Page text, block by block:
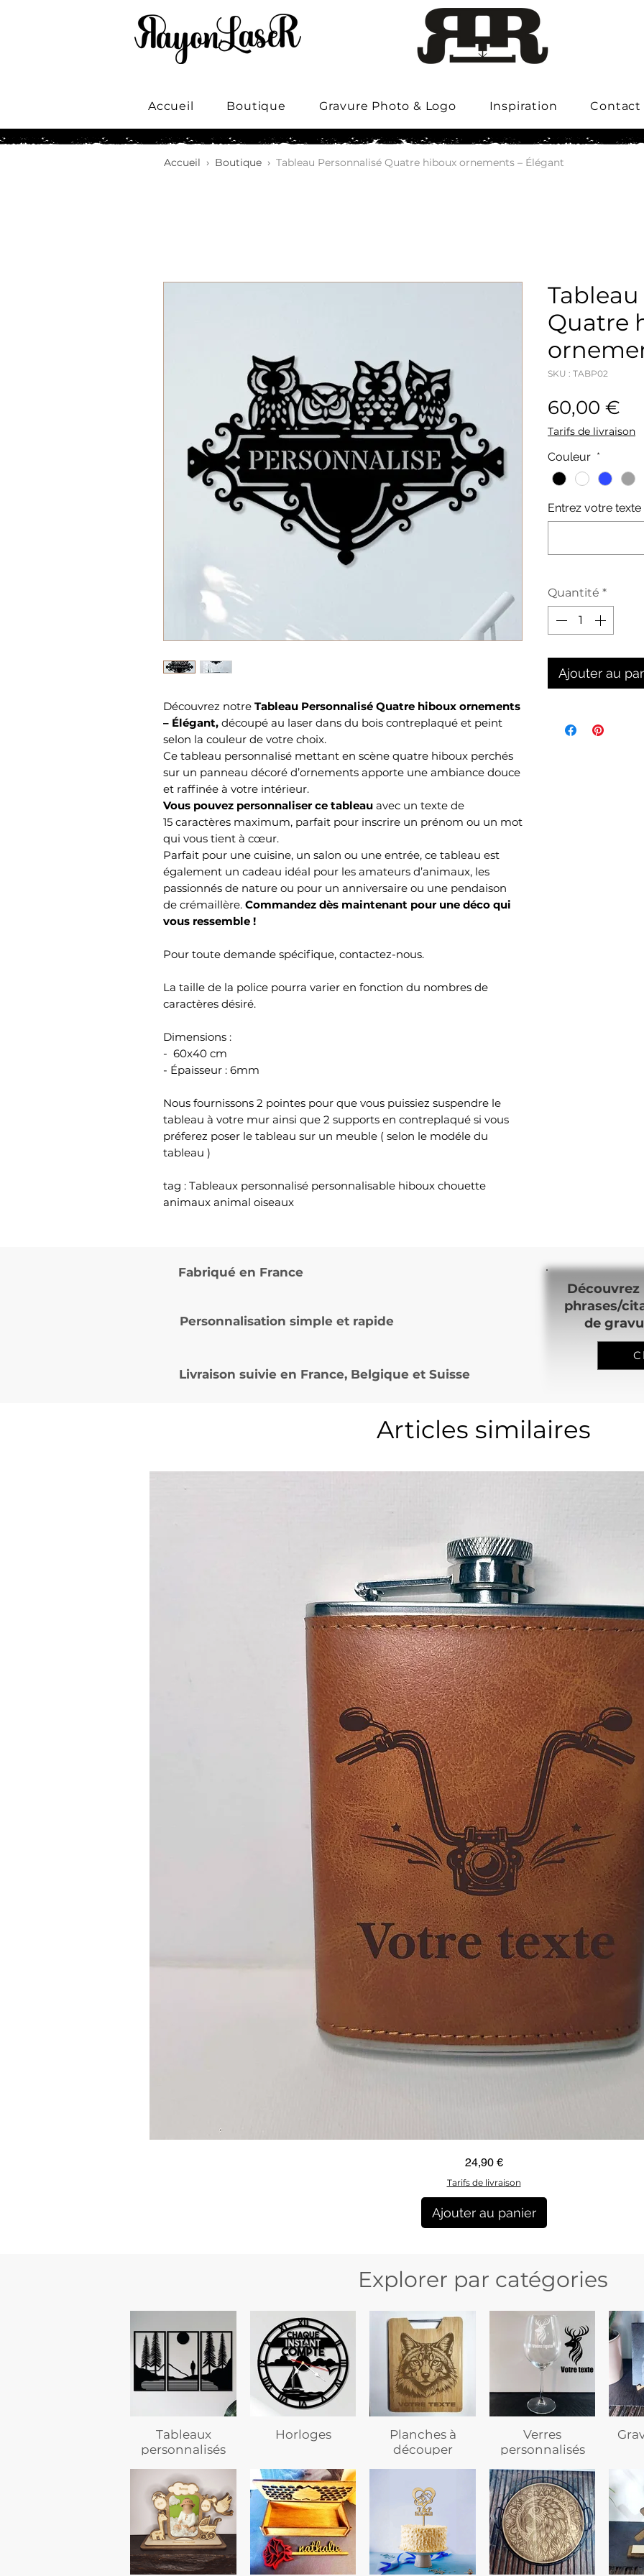
Accueil Boutique Gravure Photo & Logo Inspiration Contact
Accueil › Boutique › Tableau Personnalisé Quatre hiboux ornements – Élégant
Découvrez notre Tableau Personnalisé Quatre hiboux ornements
– Élégant, découpé au laser dans du bois contreplaqué et peint
selon la couleur de votre choix.
Ce tableau personnalisé mettant en scène quatre hiboux perchés
sur un panneau décoré d’ornements apporte une ambiance douce
et raffinée à votre intérieur.
Vous pouvez personnaliser ce tableau avec un texte de
15 caractères maximum, parfait pour inscrire un prénom ou un mot
qui vous tient à cœur.
Parfait pour une cuisine, un salon ou une entrée, ce tableau est
également un cadeau idéal pour les amateurs d’animaux, les
passionnés de nature ou pour un anniversaire ou une pendaison
de crémaillère. Commandez dès maintenant pour une déco qui
vous ressemble !
Pour toute demande spécifique, contactez-nous.
La taille de la police pourra varier en fonction du nombres de
caractères désiré.
Dimensions :
- 60x40 cm
- Épaisseur : 6mm
Nous fournissons 2 pointes pour que vous puissiez suspendre le
tableau à votre mur ainsi que 2 supports en contreplaqué si vous
préferez poser le tableau sur un meuble ( selon le modéle du
tableau )
tag : Tableaux personnalisé personnalisable hiboux chouette
animaux animal oiseaux
Quatre
SKU : TABP02
60,00 €
Tarifs de livraison
Couleur *
Entrez votre
Quantité *
Ajouter au
Fabriqué en France
Personnalisation simple et rapide
Livraison suivie en France, Belgique et Suisse
phrases/
de
Articles similaires
Aperçu rapide
Prix
24,90 €
Tarifs de livraison
Ajouter au panier
Explorer par catégories
Tableaux
personnalisés
Horloges
Planches à
découper
Verres
personnalisés